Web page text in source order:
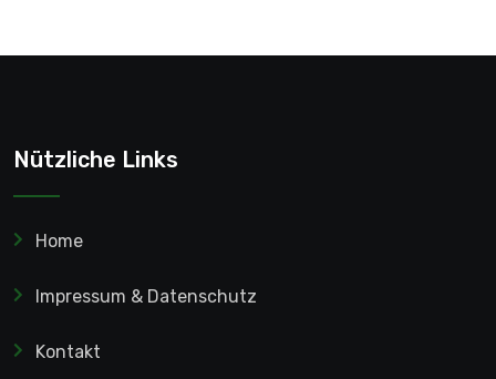
Nützliche Links
Home
Impressum & Datenschutz
Kontakt